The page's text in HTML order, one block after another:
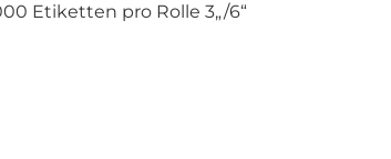
Etiketten pro Rolle 3„/6“